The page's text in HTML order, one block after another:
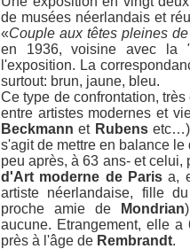
de musées néerlandais et
«Couple aux têtes pleines
en 1936, voisine avec la
l'exposition. La
surtout: brun, jaune, bleu.
Ce type de confrontation,
entre artistes modernes et
Beckmann et Rubensetc…),
s'agit de mettre en balance
peu après, à 63 ans- et
d'Art moderne de Paris a,
artiste néerlandaise, fille
proche amie de
Mondrian
aucune. Etrangement, elle
près à l'âge de Rembrandt.